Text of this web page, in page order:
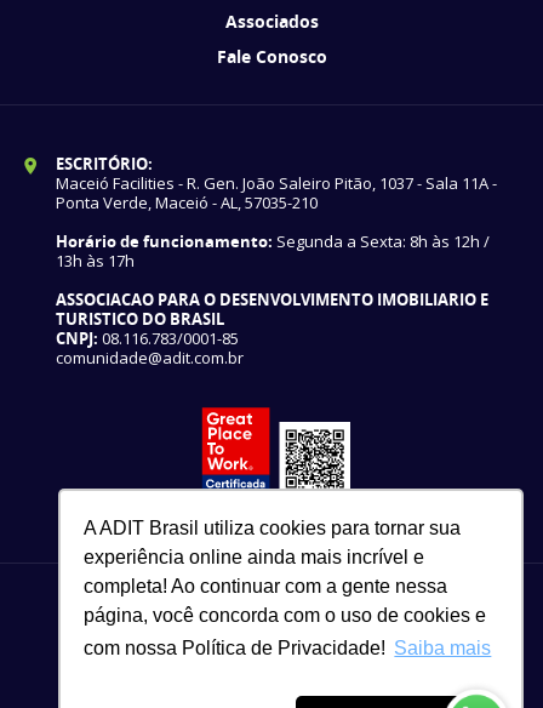
A ADIT Brasil utiliza cookies para tornar sua
experiência online ainda mais incrível e
completa! Ao continuar com a gente nessa
página, você concorda com o uso de cookies e
com nossa Política de Privacidade! Saiba mais
Associados
Fale Conosco
ESCRITÓRIO:
Maceió Facilities - R. Gen. João Saleiro Pitão, 1037 - Sala 11A -
Ponta Verde, Maceió - AL, 57035-210
Horário de funcionamento: Segunda a Sexta: 8h às 12h /
13h às 17h
ASSOCIACAO PARA O DESENVOLVIMENTO IMOBILIARIO E
TURISTICO DO BRASIL
CNPJ: 08.116.783/0001-85
comunidade@adit.com.br